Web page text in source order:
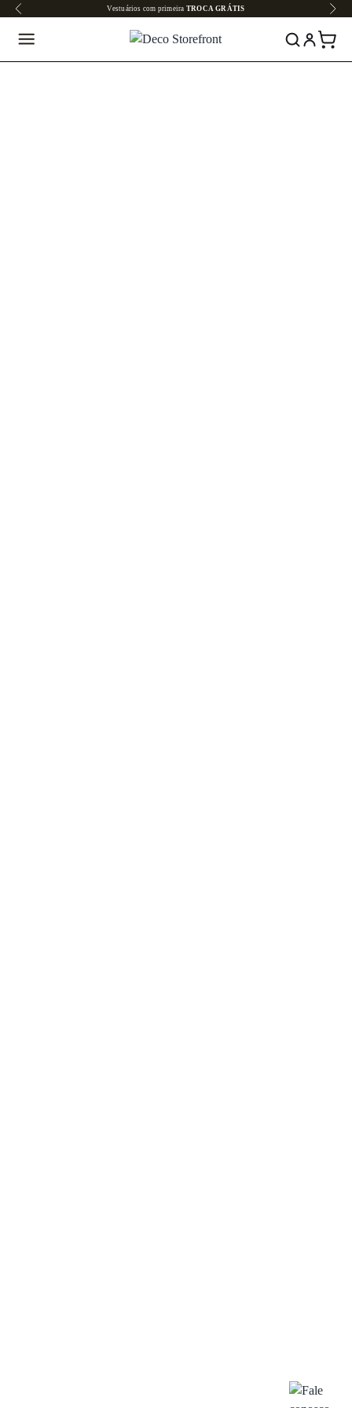
Vestuários com primeira TROCA GRÁTIS